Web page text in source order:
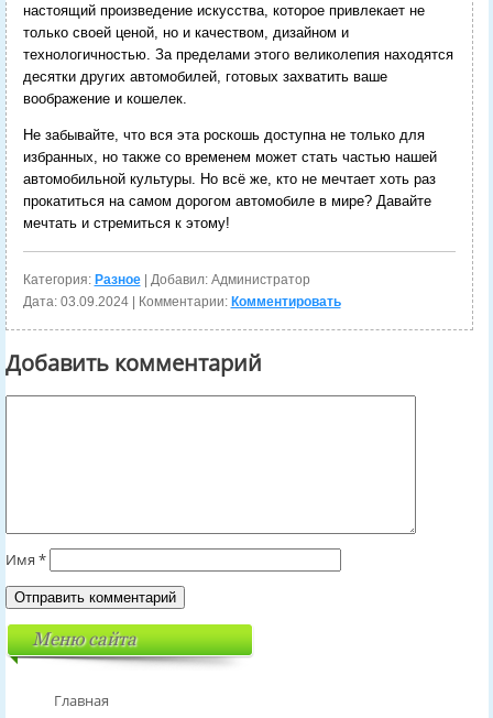
настоящий произведение искусства, которое привлекает не
только своей ценой, но и качеством, дизайном и
технологичностью. За пределами этого великолепия находятся
десятки других автомобилей, готовых захватить ваше
воображение и кошелек.
Не забывайте, что вся эта роскошь доступна не только для
избранных, но также со временем может стать частью нашей
автомобильной культуры. Но всё же, кто не мечтает хоть раз
прокатиться на самом дорогом автомобиле в мире? Давайте
мечтать и стремиться к этому!
Категория: Разное| Добавил: Администратор
Дата: 03.09.2024| Комментарии: Комментировать
Добавить комментарий
Имя *
Меню сайта
Главная